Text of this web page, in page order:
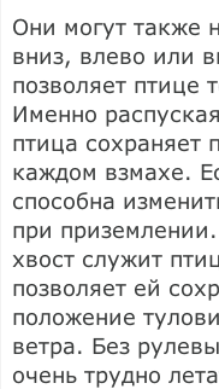
Они могут также
вниз, влево или
позволяет птице
Именно
птица сохраняет
каждом взмахе.
способна
при
хвост служит
позволяет ей
положение
ветра. Без
очень трудно